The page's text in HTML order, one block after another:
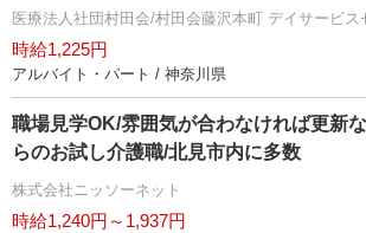
医療法人社団村田会/村田会藤沢本町 デイサービス
時給1,225円
アルバイト・パート / 神奈川県
職場見学OK/雰囲気が合わなければ更新
らのお試し介護職/北見市内に多数
株式会社ニッソーネット
時給1,240円～1,937円